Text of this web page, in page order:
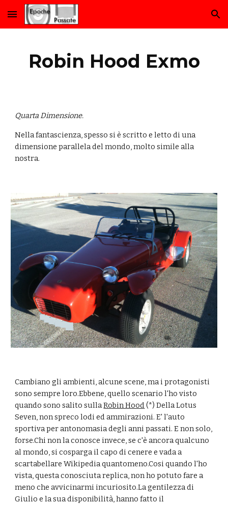
Skip to main content Skip to navigation
Robin Hood Exmo
Quarta Dimensione.
Nella fantascienza, spesso si è scritto e letto di una
dimensione parallela del mondo, molto simile alla
nostra.
Cambiano gli ambienti, alcune scene, ma i protagonisti
sono sempre loro.Ebbene, quello scenario l'ho visto
quando sono salito sulla Robin Hood (*) Della Lotus
Seven, non spreco lodi ed ammirazioni. E' l'auto
sportiva per antonomasia degli anni passati. E non solo,
forse.Chi non la conosce invece, se c'è ancora qualcuno
al mondo, si cosparga il capo di cenere e vada a
scartabellare Wikipedia quantomeno.Cosi quando l'ho
vista, questa conosciuta replica, non ho potuto fare a
meno che avvicinarmi incuriosito.La gentilezza di
Giulio e la sua disponibilità, hanno fatto il